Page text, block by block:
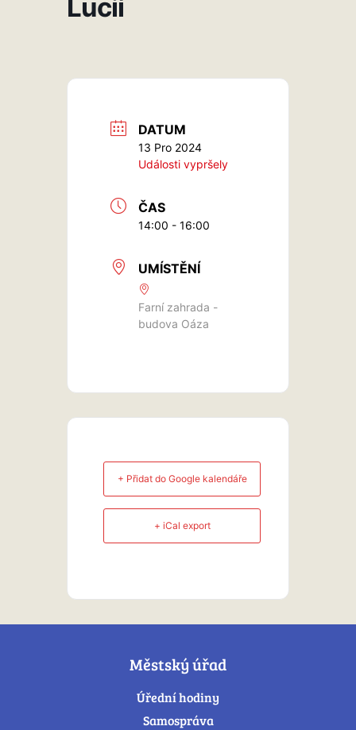
Lucií
DATUM
13 Pro 2024
Události vypršely
ČAS
14:00 - 16:00
UMÍSTĚNÍ
Farní zahrada -
budova Oáza
+ Přidat do Google kalendáře
+ iCal export
Městský úřad
Úřední hodiny
Samospráva